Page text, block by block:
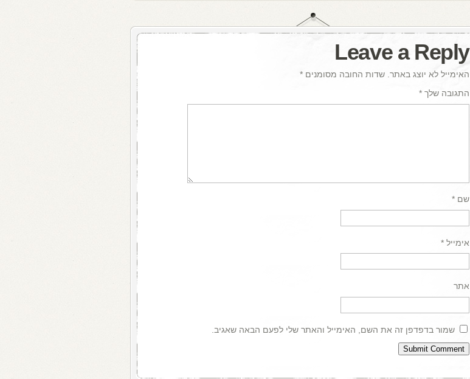
Leave a Reply
האימייל לא יוצג באתר. שדות החובה מסומנים *
התגובה שלך *
שם *
אימייל *
אתר
שמור בדפדפן זה את השם, האימייל והאתר שלי לפעם הבאה שאגיב.